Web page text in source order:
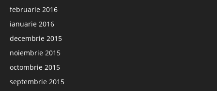
februarie 2016
ianuarie 2016
decembrie 2015
noiembrie 2015
octombrie 2015
septembrie 2015